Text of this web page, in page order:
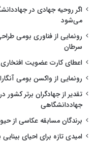
اگر روحیه جهادی در
می‌شود
رونمایی از فناوری بومی
سرطان
اعطای کارت عضویت
رونمایی از واکسن بومی آنگارا
تقدیر از جهادگران برتر
جهاددانشگاهی
برندگان مسابقه عکاسی از حیوانات
امیدی تازه برای احیای